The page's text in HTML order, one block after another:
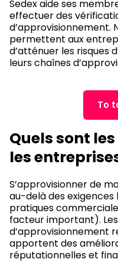
Sedex aide ses
effectuer des
d’approvisionnement.
permettent aux
d’atténuer les risques
leurs chaînes
To
Quels sont
les
S’approvisionner de
au-delà des
pratiques
facteur important).
d’approvisionnement
apportent des
réputationnelles et